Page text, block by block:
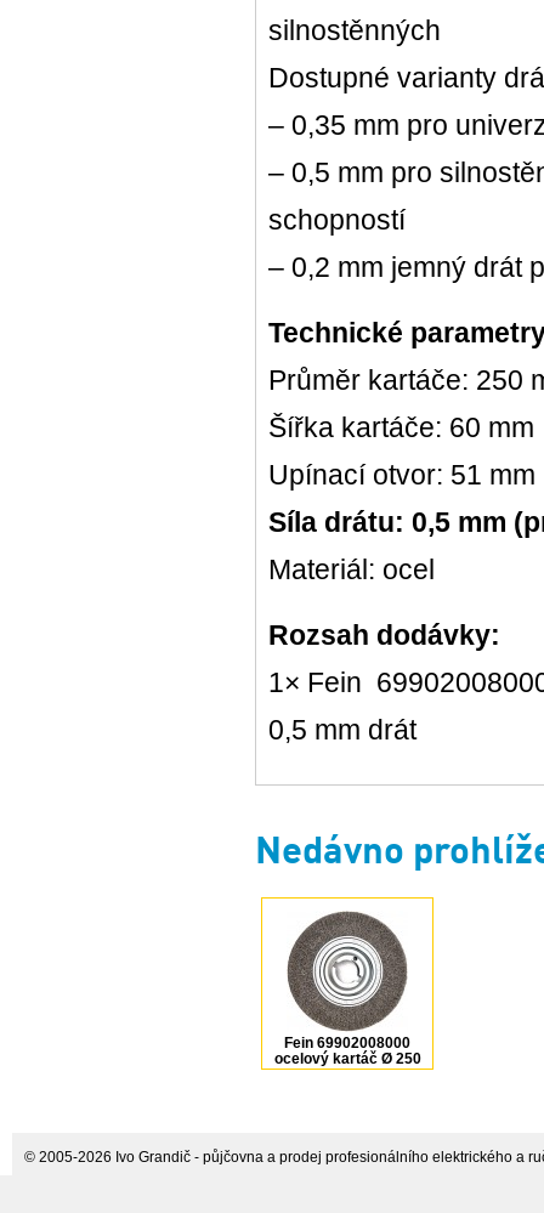
silnostěnných
Dostupné varianty
– 0,35 mm pro
– 0,5 mm pro
schopností
– 0,2 mm jemný drát
Technické
Průměr kartáče: 250
Šířka kartáče: 60 mm
Upínací otvor: 51 mm
Síla drátu: 0,5 mm
Materiál: ocel
Rozsah dodávky:
1× Fein
0,5 mm drát
Nedávno
Fein 69902008000
ocelový kartáč Ø 250
× 60 mm × 0,5 mm pro
© 2005-2026 Ivo Grandič - půjčovna a prodej profesionálního elektrického a